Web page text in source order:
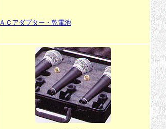
ＡＣアダプター・乾電池